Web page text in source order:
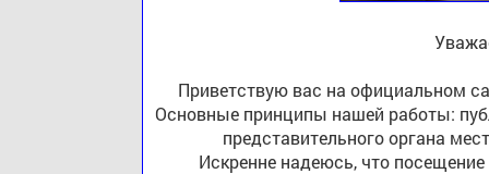
Приветствую вас на официальном
Основные принципы нашей работы:
представительного органа
Искренне надеюсь, что